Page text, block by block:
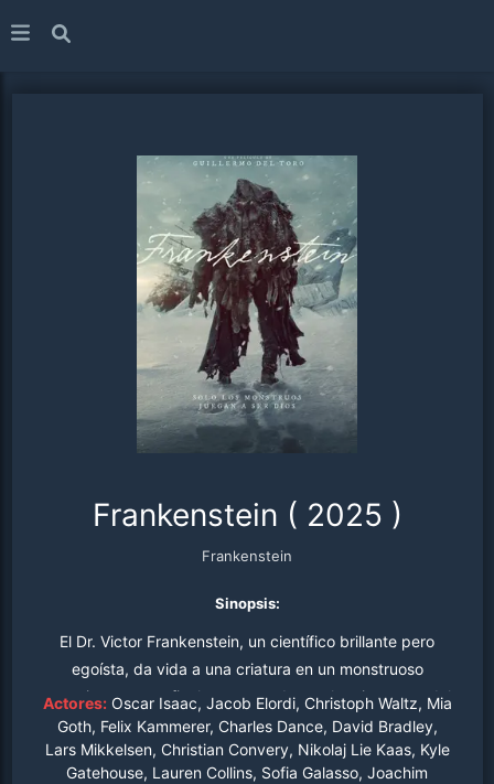
Frankenstein ( 2025 )
Frankenstein
Sinopsis:
El Dr. Victor Frankenstein, un científico brillante pero
egoísta, da vida a una criatura en un monstruoso
experimento que finalmente conduce a la ruina tanto del
creador como de su trágica creación.
Actores: Oscar Isaac, Jacob Elordi, Christoph Waltz, Mia
Goth, Felix Kammerer, Charles Dance, David Bradley,
Lars Mikkelsen, Christian Convery, Nikolaj Lie Kaas, Kyle
Gatehouse, Lauren Collins, Sofia Galasso, Joachim